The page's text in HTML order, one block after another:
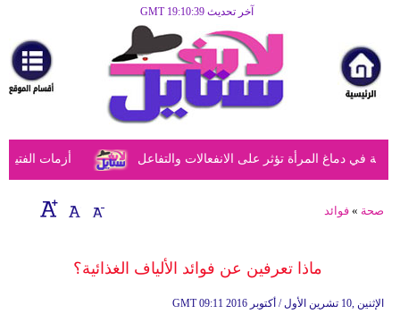
آخر تحديث GMT 19:10:39
مرأة
أزياء
أزياء
إسلاميةأزمات دماغ المرأة تؤثر على الانفعالات والتفاعل
صحة »فوائد
ماذا تعرفين عن فوائد الألياف الغذائية؟
GMT 09:11 2016 الإثنين ,10 تشرين الأول / أكتوبر